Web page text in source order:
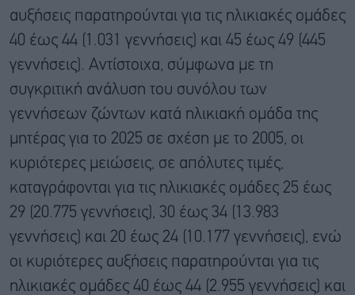
αυξήσεις παρατηρούνται για τις ηλικιακές ομάδες
40 έως 44 (1.031 γεννήσεις) και 45 έως 49 (445
γεννήσεις). Αντίστοιχα, σύμφωνα με τη
συγκριτική ανάλυση του συνόλου των
γεννήσεων ζώντων κατά ηλικιακή ομάδα της
μητέρας για το 2025 σε σχέση με το 2005, οι
κυριότερες μειώσεις, σε απόλυτες τιμές,
καταγράφονται για τις ηλικιακές ομάδες 25 έως
29 (20.775 γεννήσεις), 30 έως 34 (13.983
γεννήσεις) και 20 έως 24 (10.177 γεννήσεις), ενώ
οι κυριότερες αυξήσεις παρατηρούνται για τις
ηλικιακές ομάδες 40 έως 44 (2.955 γεννήσεις) και